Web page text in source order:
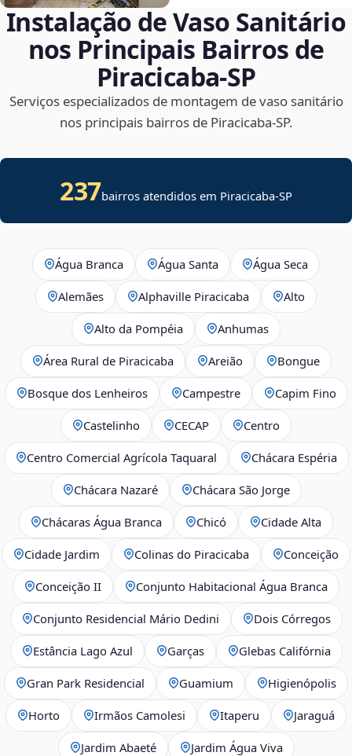
Instalação de Vaso Sanitário
nos Principais Bairros de
Piracicaba‑SP
Serviços especializados de montagem de vaso sanitário
nos principais bairros de Piracicaba‑SP.
237bairros atendidos em Piracicaba-SP
Água Branca Água Santa Água Seca
Alemães Alphaville Piracicaba Alto
Alto da Pompéia Anhumas
Área Rural de Piracicaba Areião Bongue
Bosque dos Lenheiros Campestre Capim Fino
Castelinho CECAP Centro
Centro Comercial Agrícola Taquaral Chácara Espéria
Chácara Nazaré Chácara São Jorge
Chácaras Água Branca Chicó Cidade Alta
Cidade Jardim Colinas do Piracicaba Conceição
Conceição II Conjunto Habitacional Água Branca
Conjunto Residencial Mário Dedini Dois Córregos
Estância Lago Azul Garças Glebas Califórnia
Gran Park Residencial Guamium Higienópolis
Horto Irmãos Camolesi Itaperu Jaraguá
Jardim Abaeté Jardim Água Viva